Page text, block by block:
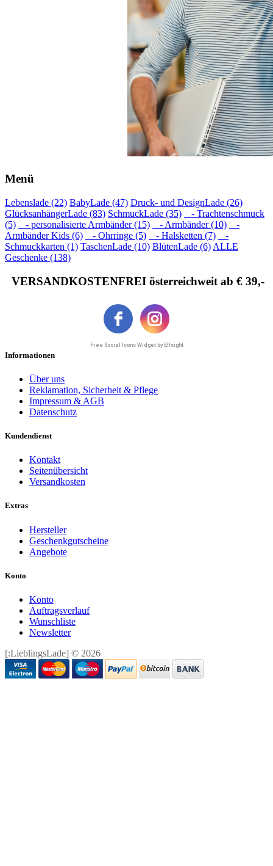
Menü
Lebenslade (22) BabyLade (47) Druck- und DesignLade (26)
GlücksanhängerLade (83) SchmuckLade (35)
- Trachtenschmuck
(5)
- personalisierte Armbänder (15) - Armbänder (10)
-
Armbänder Kids (6)
- Ohrringe (5) - Halsketten (7)
-
Schmuckkarten (1) TaschenLade (10) BlütenLade (6) ALLE
Geschenke (138)
VERSANDKOSTENFREI österreichweit ab € 39,-
Free Social Icons Widget by Elfsight
Informationen
Über uns
Reklamation, Sicherheit & Pflege
Impressum & AGB
Datenschutz
Kundendienst
Kontakt
Seitenübersicht
Versandkosten
Extras
Hersteller
Geschenkgutscheine
Angebote
Konto
Konto
Auftragsverlauf
Wunschliste
Newsletter
[:LieblingsLade] © 2026